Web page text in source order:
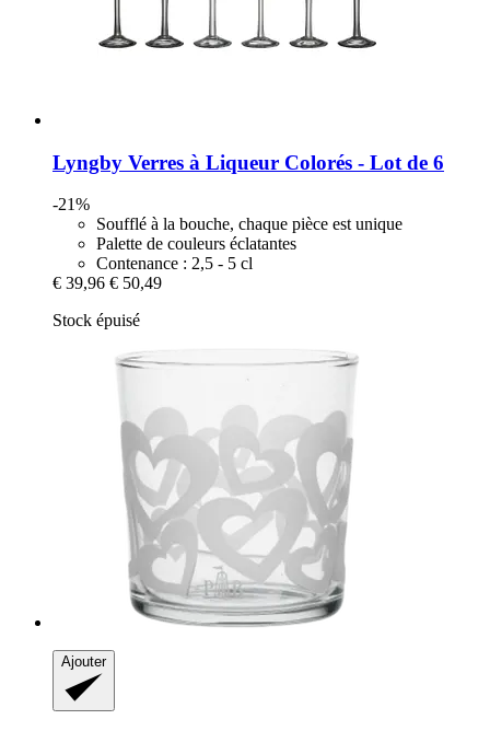
Lyngby Verres à Liqueur Colorés -​ Lot de 6
-21%
Soufflé à la bouche, chaque pièce est unique
Palette de couleurs éclatantes
Contenance : 2,5 - 5 cl
€ 39,96 € 50,49
Stock épuisé
Ajouter